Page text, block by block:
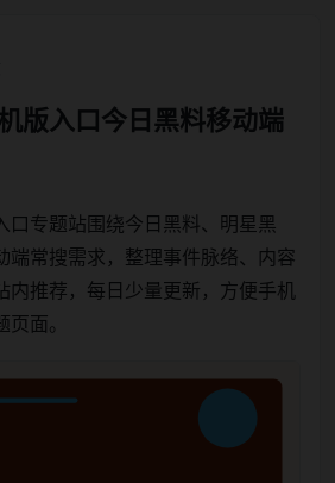
版入口今日黑料移动端
口专题站围绕今日黑料、明星黑
端常搜需求，整理事件脉络、内容
内推荐，每日少量更新，方便手机
面。